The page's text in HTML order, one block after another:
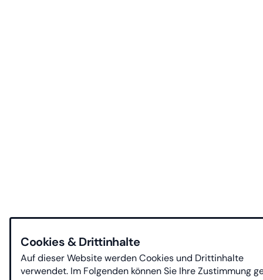
Cookies & Drittinhalte
Auf dieser Website werden Cookies und Drittinhalte
verwendet. Im Folgenden können Sie Ihre Zustimmung